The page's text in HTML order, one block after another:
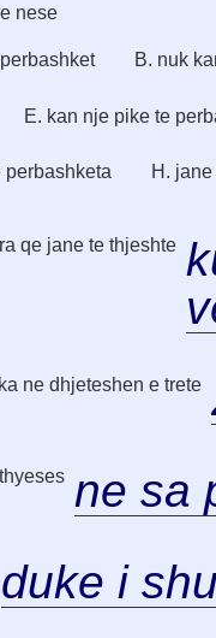
nese
B. nuk
E. kan nje pike te
perbashketa H.
qe jane te thjeshte
ne dhjeteshen e trete
ne sa
duke i